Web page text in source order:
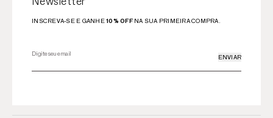
INSCREVA-SE E GANHE10% OFFNA SUA PRIMEIRA COMPRA.
ENVIAR